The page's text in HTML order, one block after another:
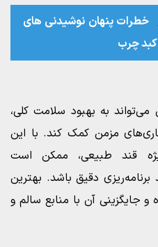
خطرات پنهان نوشیدنی‌ های
کبد چرب
به بهبود سلامت کلی،
مزمن کمک کند. با این
قند طبیعی، ممکن است
دقیق باشد. بهترین
جایگزینی آن با منابع سالم و